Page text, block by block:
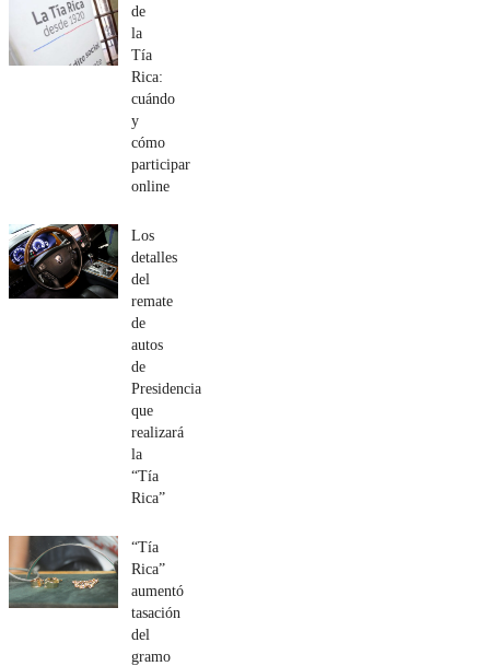
de
la
Tía
Rica:
cuándo
y
cómo
participar
online
Los
detalles
del
remate
de
autos
de
Presidencia
que
realizará
la
“Tía
Rica”
“Tía
Rica”
aumentó
tasación
del
gramo